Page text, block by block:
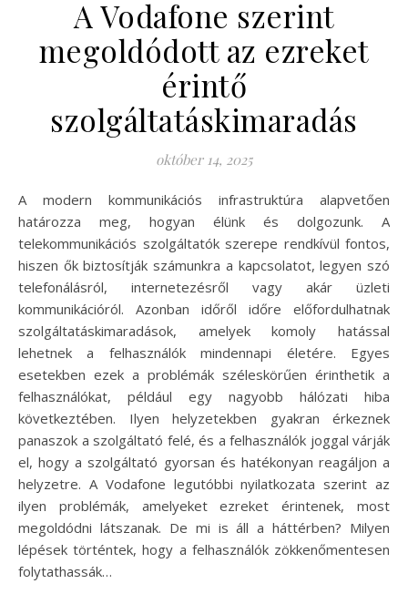
A Vodafone szerint
megoldódott az ezreket
érintő
szolgáltatáskimaradás
október 14, 2025
A modern kommunikációs infrastruktúra alapvetően
határozza meg, hogyan élünk és dolgozunk. A
telekommunikációs szolgáltatók szerepe rendkívül fontos,
hiszen ők biztosítják számunkra a kapcsolatot, legyen szó
telefonálásról, internetezésről vagy akár üzleti
kommunikációról. Azonban időről időre előfordulhatnak
szolgáltatáskimaradások, amelyek komoly hatással
lehetnek a felhasználók mindennapi életére. Egyes
esetekben ezek a problémák széleskörűen érinthetik a
felhasználókat, például egy nagyobb hálózati hiba
következtében. Ilyen helyzetekben gyakran érkeznek
panaszok a szolgáltató felé, és a felhasználók joggal várják
el, hogy a szolgáltató gyorsan és hatékonyan reagáljon a
helyzetre. A Vodafone legutóbbi nyilatkozata szerint az
ilyen problémák, amelyeket ezreket érintenek, most
megoldódni látszanak. De mi is áll a háttérben? Milyen
lépések történtek, hogy a felhasználók zökkenőmentesen
folytathassák…